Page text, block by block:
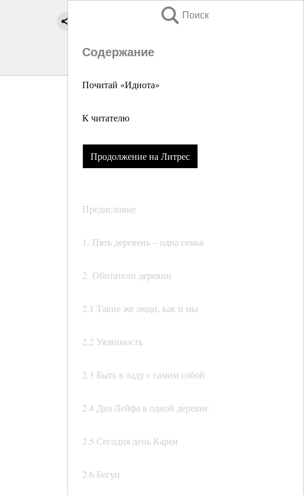
Поиск
Содержание
Почитай «Идиота»
К читателю
Продолжение на Литрес
Предисловие
1. Пять деревень – одна семья
2. Обитатели деревни
2.1 Такие же люди, как и мы
2.2 Уязвимость
2.3 Быть в ладу с самим собой
2.4 Два Лейфа в одной деревне
2.5 Сегодня день Карен
2.6 Бегун